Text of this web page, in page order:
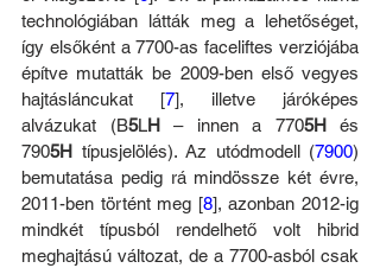
technológiában látták meg a lehetőséget,
így elsőként a 7700-as faceliftes verziójába
építve mutatták be 2009-ben első vegyes
hajtásláncukat [7], illetve járóképes
alvázukat (B5LH – innen a 7705H és
7905H típusjelölés). Az utódmodell (7900)
bemutatása pedig rá mindössze két évre,
2011-ben történt meg [8], azonban 2012-ig
mindkét típusból rendelhető volt hibrid
meghajtású változat, de a 7700-asból csak